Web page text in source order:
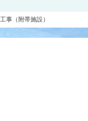
事（附帯施設）